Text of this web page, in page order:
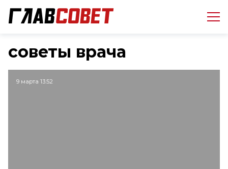
советы врача
9 марта 13:52